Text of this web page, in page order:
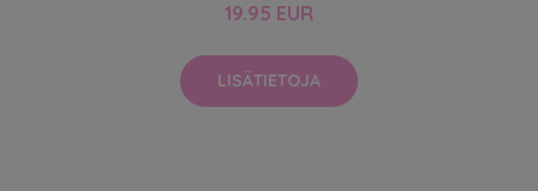
19.95 EUR
LISÄTIETOJA